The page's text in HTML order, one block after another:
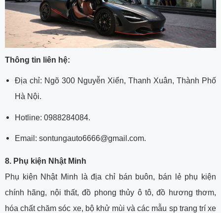
Thông tin liên hệ:
Địa chỉ: Ngõ 300 Nguyễn Xiển, Thanh Xuân, Thành Phố
Hà Nội.
Hotline: 0988284084.
Email: sontungauto6666@gmail.com.
8. Phụ kiện Nhật Minh
Phụ kiện Nhật Minh là địa chỉ bán buôn, bán lẻ phụ kiện
chính hãng, nội thất, đồ phong thủy ô tô, đồ hương thơm,
hóa chất chăm sóc xe, bộ khử mùi và các mẫu sp trang trí xe